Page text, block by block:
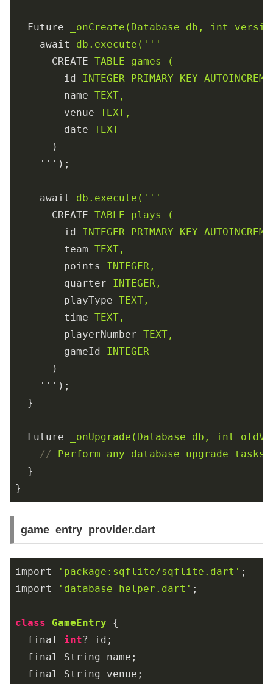
Future
_onCreate(Database db, int
await
db.execute('''
CREATE TABLE games (
id
INTEGER PRIMARY KEY
name TEXT,
venue TEXT,
date TEXT
)
''');
await
db.execute('''
CREATE TABLE plays (
id
INTEGER PRIMARY KEY
team TEXT,
points
INTEGER,
quarter
INTEGER,
playType TEXT,
time TEXT,
playerNumber TEXT,
gameId
INTEGER
)
''');
}
Future
_onUpgrade(Database db, int
//
Perform any database upgrade tasks
}
}
game_entry_provider.dart
import 'package:sqflite/sqflite.dart' ;
import
'database_helper.dart' ;
class GameEntry {
  final
int? id;
  final String name;
  final String venue;